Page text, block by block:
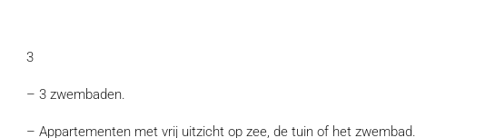
3
– 3 zwembaden.
– Appartementen met vrij uitzicht op zee, de tuin of het zwembad.